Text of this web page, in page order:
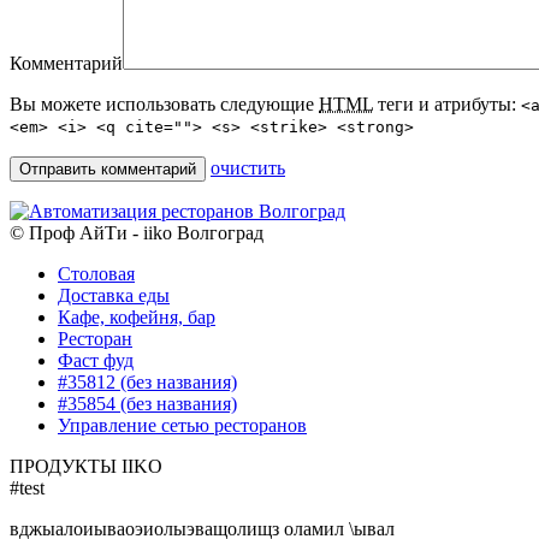
Комментарий
Вы можете использовать следующие HTML теги и атрибуты:
<em> <i> <q cite=""> <s> <strike> <strong>
очистить
© Проф АйТи - iiko Волгоград
Столовая
Доставка еды
Кафе, кофейня, бар
Ресторан
Фаст фуд
#35812 (без названия)
#35854 (без названия)
Управление сетью ресторанов
ПРОДУКТЫ IIKO
#test
вджыалоиываоэиолыэващолищз оламил \ывал